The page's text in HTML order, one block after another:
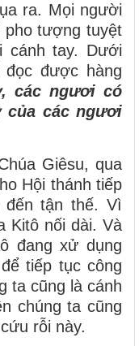
ra. Mọi người
pho tượng tuyệt
cánh tay. Dưới
được hàng
các ngươi có
của các ngươi
Giêsu, qua
Hội thánh tiếp
tận thế. Vì
Kitô nối dài. Và
đang xử dụng
tiếp tục công
ta cũng là cánh
chúng ta cũng
rỗi này.